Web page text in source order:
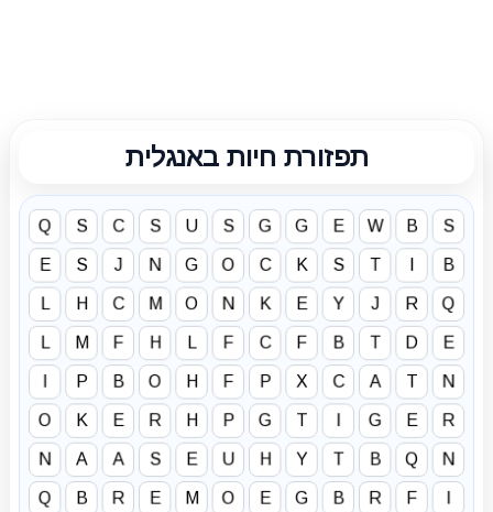
תפזורת חיות באנגלית
Q S C S U S G G E W B S
E S J N G O C K S T B
L H C M O N K E Y J R Q
L M F H L F C F B T D E
P B O H F P X C A T N
O K E R H P G T I G E R
N A A S E U H Y T B Q N
Q B R E M O E G B R F